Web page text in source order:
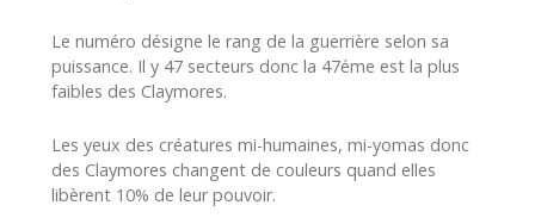
Le numéro désigne le rang de la guerrière selon sa
puissance. Il y 47 secteurs donc la 47éme est la plus
faibles des Claymores.
Les yeux des créatures mi-humaines, mi-yomas donc
des Claymores changent de couleurs quand elles
libèrent 10% de leur pouvoir.